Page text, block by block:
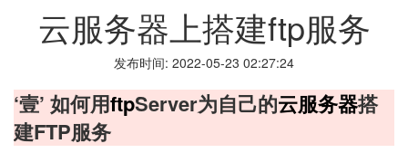
云服务器上搭建ftp服务
发布时间: 2022-05-23 02:27:24
‘壹’ 如何用ftpServer为自己的云服务器搭
建FTP服务